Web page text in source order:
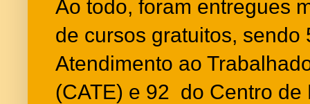
Ao todo, foram entregues
de cursos gratuitos, sendo
Atendimento ao
(CATE) e 92 do Centro de